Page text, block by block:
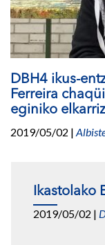
DBH4 ikus-
Ferreira
eginiko
2019/05/02 |
Ikastolako
2019/05/02 |